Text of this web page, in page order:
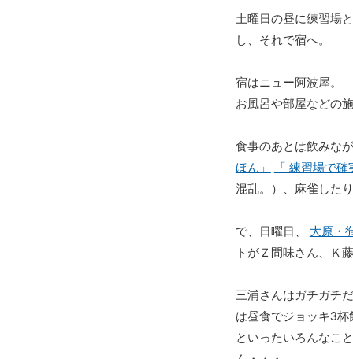
土曜日の昼に練習場
し、それで宿へ。
宿はニュー阿波屋。
お風呂や部屋などの
食事のあとは飲みな
ほん」
「 練習場で
混乱。）、麻雀した
で、日曜日、 大原・
トがＺ間味さん、Ｋ
三浦さんはガチガチ
は昼食でジョッキ3
といったいろんなこ